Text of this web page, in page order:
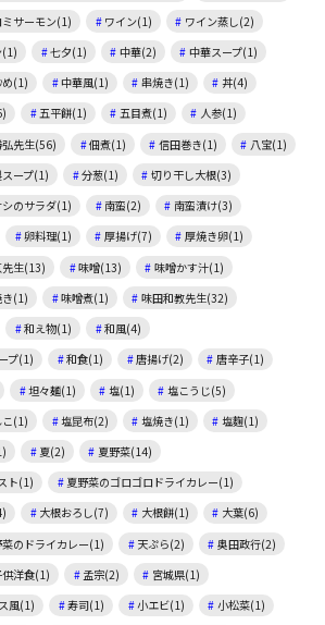
ミサーモン(1) ワイン(1)
ワイン蒸し(2)
(1) 七夕(1) 中華(2)
中華スープ(1)
(1) 中華風(1) 串焼き(1)
丼(4)
五平餅(1) 五目煮(1)
人参(1)
先生(56) 佃煮(1) 信田巻き(1)
八宝(1)
ープ(1) 分葱(1)
切り干し大根(3)
のサラダ(1) 南蛮(2)
南蛮漬け(3)
卵料理(1) 厚揚げ(7)
厚焼き卵(1)
先生(13) 味噌(13)
味噌かす汁(1)
(1) 味噌煮(1)
味田和教先生(32)
和え物(1)
和風(4)
プ(1)
和食(1) 唐揚げ(2)
唐辛子(1)
坦々麺(1) 塩(1)
塩こうじ(5)
(1) 塩昆布(2) 塩焼き(1)
塩麴(1)
夏(2)
夏野菜(14)
ト(1)
夏野菜のゴロゴロドライカレー(1)
大根おろし(7) 大根餅(1)
大葉(6)
のドライカレー(1) 天ぷら(2)
奥田政行(2)
供洋食(1) 孟宗(2)
宮城県(1)
風(1)
寿司(1) 小エビ(1)
小松菜(1)